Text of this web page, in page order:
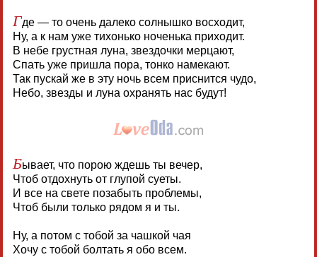
Где — то очень далеко солнышко восходит,
Ну, а к нам уже тихонько ноченька приходит.
В небе грустная луна, звездочки мерцают,
Спать уже пришла пора, тонко намекают.
Так пускай же в эту ночь всем приснится чудо,
Небо, звезды и луна охранять нас будут!
Бывает, что порою ждешь ты вечер,
Чтоб отдохнуть от глупой суеты.
И все на свете позабыть проблемы,
Чтоб были только рядом я и ты.
Ну, а потом с тобой за чашкой чая
Хочу с тобой болтать я обо всем.